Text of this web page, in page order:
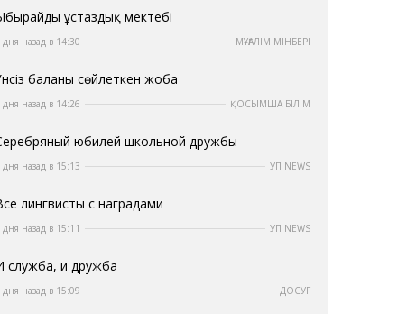
ұстаздық мектебі
дня назад в 14:30 МҰҒАЛІМ МІНБЕРІ
баланы сөйлеткен жоба
дня назад в 14:26 ҚОСЫМША БІЛІМ
юбилей школьной дружбы
дня назад в 15:13 УП NEWS
лингвисты с наградами
дня назад в 15:11 УП NEWS
служба, и дружба
дня назад в 15:09 ДОСУГ